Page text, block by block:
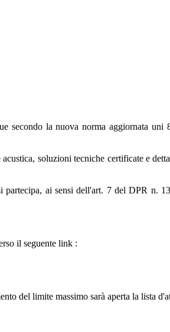
secondo la nuova norma aggiornata
soluzioni tecniche certificate e
ai sensi dell'art. 7 del DPR n.
il seguente link :
del limite massimo sarà aperta la lista